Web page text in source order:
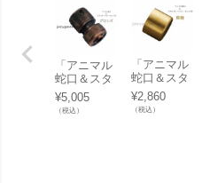
「アニマル
蛇口＆スタ
ンダード蛇
口 専用ホー
スカプラー
¥5,005
（税込）
「アニマル
蛇口＆スタ
ンダード蛇
口 専用 泡
沫アダプタ
¥2,860
（税込）